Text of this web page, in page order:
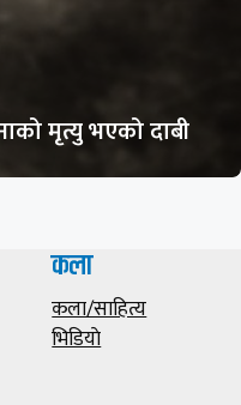
मृत्यु भएको दाबी
कला
कला/साहित्य
भिडियाे